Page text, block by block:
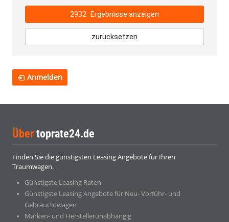
2932 Ergebnisse anzeigen
zurücksetzen
Anmelden
Über toprate24.de
Finden Sie die günstigsten Leasing Angebote für Ihren
Traumwagen.
Günstigste Leasing Raten
Günstigste Leasing Angebote für Neu- Vorführ- und
Gebrauchtwagen
Marken- und Herstellerunabhängig